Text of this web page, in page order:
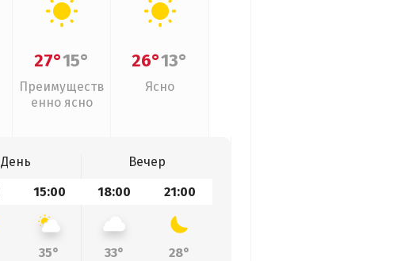
27°15°
Преимуществ
енно ясно
26°13°
Ясно
День
Вечер
15:00 18:00 21:00
35° 33°
28°